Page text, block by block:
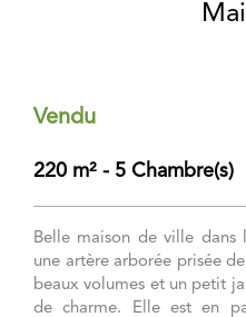
Vendu
220 m² - 5 Chambre(s)
Belle maison de ville dans
une artère arborée prisée
beaux volumes et un petit
de charme. Elle est en